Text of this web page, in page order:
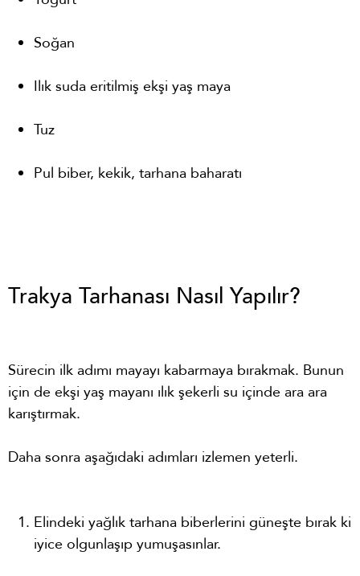
Soğan
Ilık suda eritilmiş ekşi yaş maya
Tuz
Pul biber, kekik, tarhana baharatı
Trakya Tarhanası Nasıl Yapılır?
Sürecin ilk adımı mayayı kabarmaya bırakmak. Bunun
için de ekşi yaş mayanı ılık şekerli su içinde ara ara
karıştırmak.
Daha sonra aşağıdaki adımları izlemen yeterli.
Elindeki yağlık tarhana biberlerini güneşte bırak ki
iyice olgunlaşıp yumuşasınlar.